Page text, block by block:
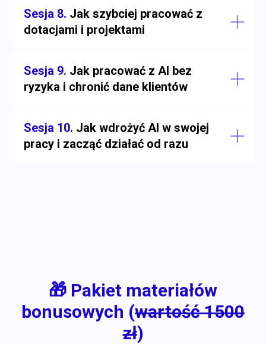
Sesja 8. Jak szybciej pracować z
dotacjami i projektami
Sesja 9. Jak pracować z AI bez
ryzyka i chronić dane klientów
Sesja 10. Jak wdrożyć AI w swojej
pracy i zacząć działać od razu
🎁 Pakiet materiałów
bonusowych (wartość 1500
zł)